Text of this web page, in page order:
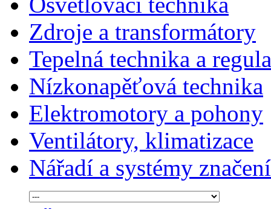
Zdroje a transformátory
Tepelná technika a
Nízkonapěťová technika
Elektromotory a pohony
Ventilátory, klimatizace
Nářadí a systémy značení